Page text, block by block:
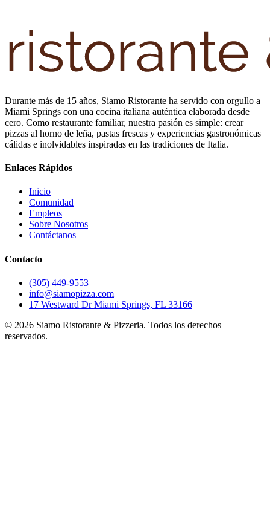
Durante más de 15 años, Siamo Ristorante ha servido con orgullo a
Miami Springs con una cocina italiana auténtica elaborada desde
cero. Como restaurante familiar, nuestra pasión es simple: crear
pizzas al horno de leña, pastas frescas y experiencias gastronómicas
cálidas e inolvidables inspiradas en las tradiciones de Italia.
Enlaces Rápidos
Inicio
Comunidad
Empleos
Sobre Nosotros
Contáctanos
Contacto
(305) 449-9553
info@siamopizza.com
17 Westward Dr Miami Springs, FL 33166
© 2026 Siamo Ristorante & Pizzeria. Todos los derechos
reservados.